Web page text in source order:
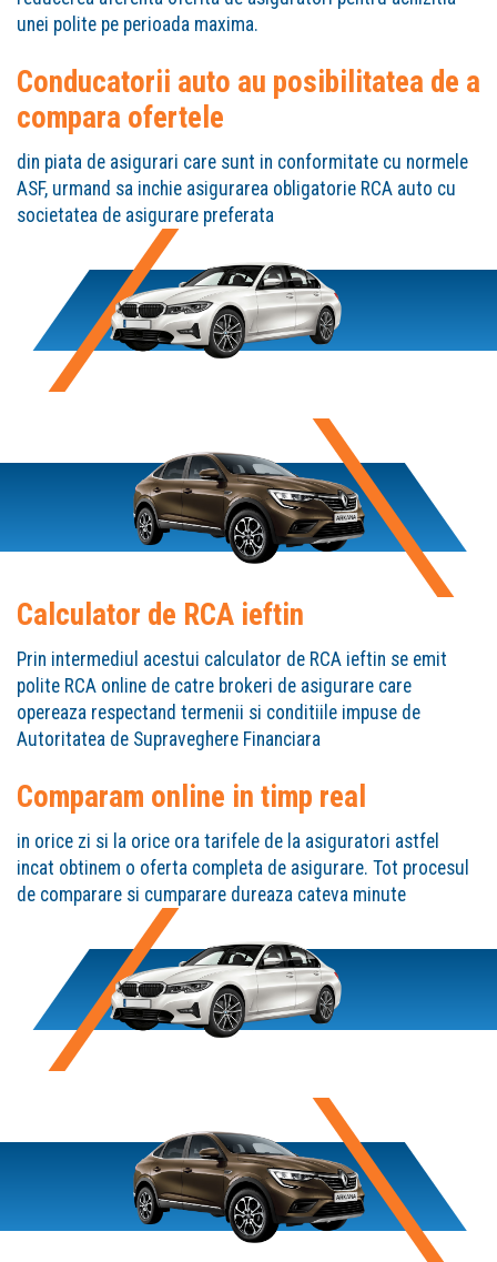
unei polite pe perioada maxima.
Conducatorii auto au posibilitatea de a
compara ofertele
din piata de asigurari care sunt in conformitate cu normele
ASF, urmand sa inchie asigurarea obligatorie RCA auto cu
societatea de asigurare preferata
Calculator de RCA ieftin
Prin intermediul acestui calculator de RCA ieftin se emit
polite RCA online de catre brokeri de asigurare care
opereaza respectand termenii si conditiile impuse de
Autoritatea de Supraveghere Financiara
Comparam online in timp real
in orice zi si la orice ora tarifele de la asiguratori astfel
incat obtinem o oferta completa de asigurare. Tot procesul
de comparare si cumparare dureaza cateva minute